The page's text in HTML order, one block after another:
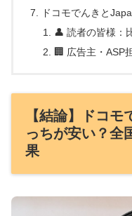
ドコモでんきと
👤 読者の皆様：
🏢 広告主・ASP
【結論】ドコ
っちが安い？全
果